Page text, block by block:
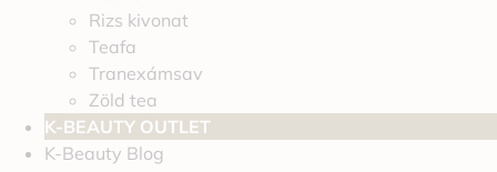
Rizs kivonat
Teafa
Tranexámsav
Zöld tea
K-BEAUTY OUTLET
K-Beauty Blog